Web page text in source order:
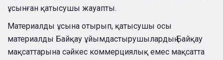
ұсынған қатысушы жауапты.
Материалды ұсына отырып, қатысушы осы
материалды Байқау ұйымдастырушылардың Байқау
мақсаттарына сәйкес коммерциялық емес мақсатта